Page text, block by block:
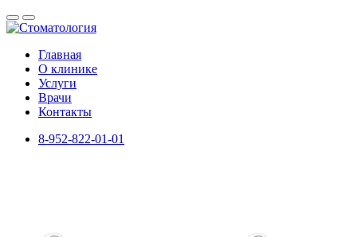
Главная
О клинике
Услуги
Врачи
Контакты
8-952-822-01-01